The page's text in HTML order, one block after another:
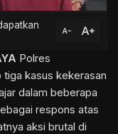
text_decrease text_increase
Polres
tiga kasus kekerasan
dalam beberapa
respons atas
aksi brutal di